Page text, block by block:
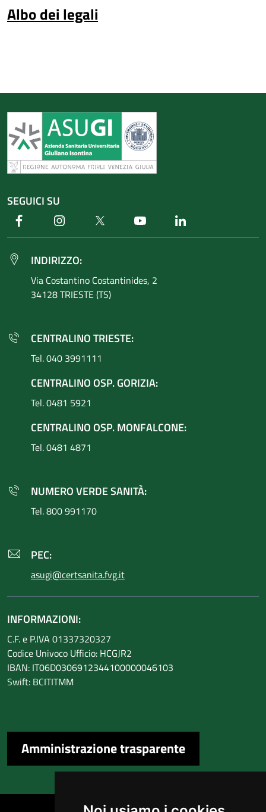
Albo dei legali
SEGUICI SU
Facebook Instagram Twitter Youtube
INDIRIZZO:
Via Costantino Costantinides, 2
34128 TRIESTE (TS)
CENTRALINO TRIESTE:
Tel. 040 3991111
CENTRALINO OSP. GORIZIA:
Tel. 0481 5921
CENTRALINO OSP. MONFALCONE:
Tel. 0481 4871
NUMERO VERDE SANITÀ:
Tel. 800 991170
PEC:
asugi@certsanita.fvg.it
INFORMAZIONI:
C.F. e P.IVA 01337320327
Codice Univoco Ufficio: HCGJR2
IBAN: IT06D0306912344100000046103
Swift: BCITITMM
Amministrazione trasparente